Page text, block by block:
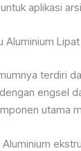
aplikasi
Aluminium Lipat
terdiri
engsel
utama
Aluminium